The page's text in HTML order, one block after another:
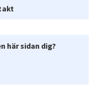
här sidan dig?